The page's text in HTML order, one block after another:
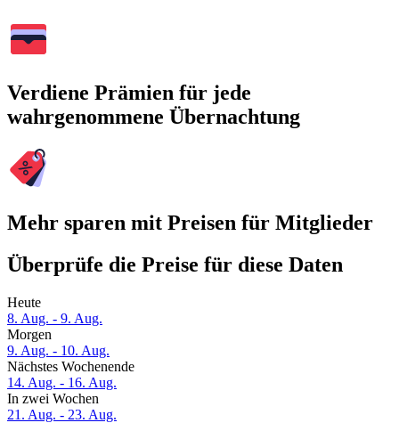
Verdiene Prämien für jede
wahrgenommene Übernachtung
Mehr sparen mit Preisen für Mitglieder
Überprüfe die Preise für diese Daten
Heute
8. Aug. - 9. Aug.
Morgen
9. Aug. - 10. Aug.
Nächstes Wochenende
14. Aug. - 16. Aug.
In zwei Wochen
21. Aug. - 23. Aug.